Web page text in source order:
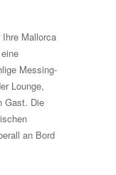
Mallorca
Messing-
Lounge,
Gast. Die
an Bord